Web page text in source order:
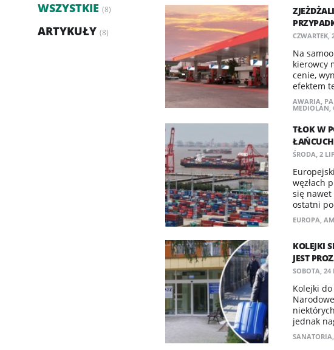
WSZYSTKIE (8)
ARTYKUŁY (8) CZWARTEK,
Na
kierowcy
cenie,
efektem
AWARIA,
MEDIOLAN,
TŁOK W
ŚRODA, 2
węzłach
się nawet
ostatni
EUROPA,
KOLEJKI
JEST
SOBOTA, 24
Kolejki
jednak
SANATORIA,